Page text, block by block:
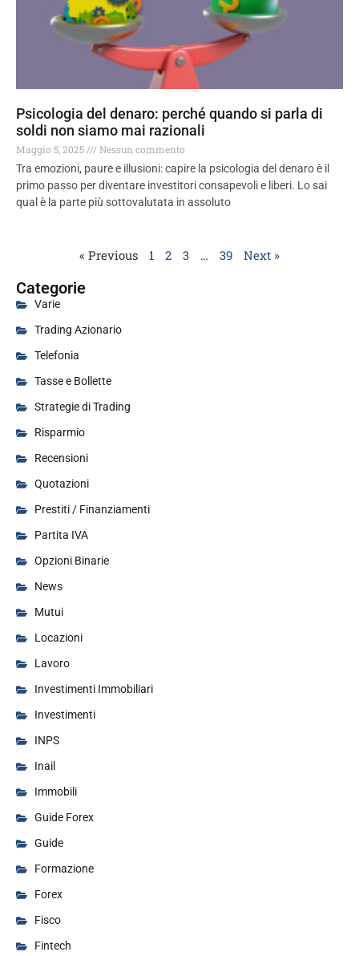
Psicologia del denaro: perché quando si parla di
soldi non siamo mai razionali
Maggio 5, 2025
Nessun commento
Tra emozioni, paure e illusioni: capire la psicologia del denaro è il
primo passo per diventare investitori consapevoli e liberi. Lo sai
qual è la parte più sottovalutata in assoluto
« Previous 1 2 3 … 39 Next »
Categorie
Varie
Trading Azionario
Telefonia
Tasse e Bollette
Strategie di Trading
Risparmio
Recensioni
Quotazioni
Prestiti / Finanziamenti
Partita IVA
Opzioni Binarie
News
Mutui
Locazioni
Lavoro
Investimenti Immobiliari
Investimenti
INPS
Inail
Immobili
Guide Forex
Guide
Formazione
Forex
Fisco
Fintech